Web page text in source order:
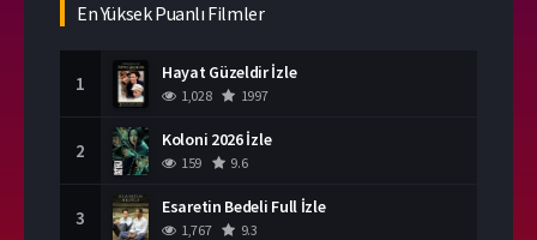
En Yüksek Puanlı Filmler
1 Hayat Güzeldir İzle
1,028 1997
2 Koloni 2026 İzle
159 9.6
3 Esaretin Bedeli Full İzle
1,767 9.3